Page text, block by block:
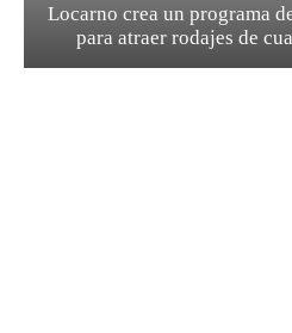
Locarno crea un programa
para atraer rodajes de